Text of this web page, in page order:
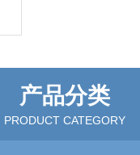
产品分类
PRODUCT CATEGORY